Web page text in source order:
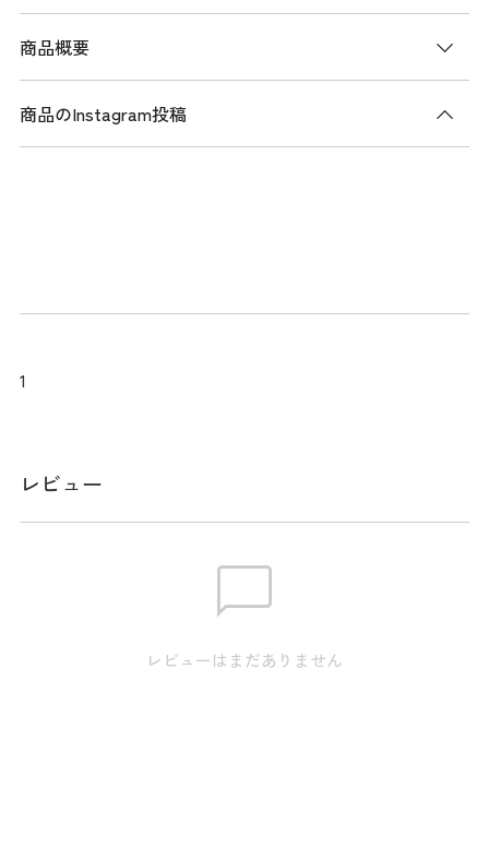
商品概要
商品説明
ーな印象を与えています。シンプルでありながら機能性にも
メーカー品番：THMA540
裾幅:24.5cm / ウエスト:83.0cm / ヒップ:102.0cm / ワタ
裾幅:25.0cm / ウエスト:87.0cm / ヒップ:106.0cm / ワタ
商品のInstagram投稿
1
レビュー
レビューはまだありません